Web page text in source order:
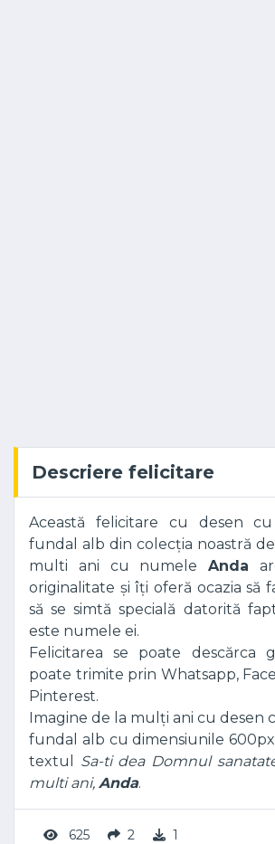
Descriere felicitare
Această felicitare cu desen
fundal alb din colecția noastră
multi ani cu numele Anda
originalitate și îți oferă ocazia să
să se simtă specială datorită
este numele ei.
Felicitarea se poate descărca
poate trimite prin Whatsapp,
Pinterest.
Imagine de la mulți ani cu desen
fundal alb cu dimensiunile
textul Sa-ti dea Domnul
multi ani, Anda.
625 2 1